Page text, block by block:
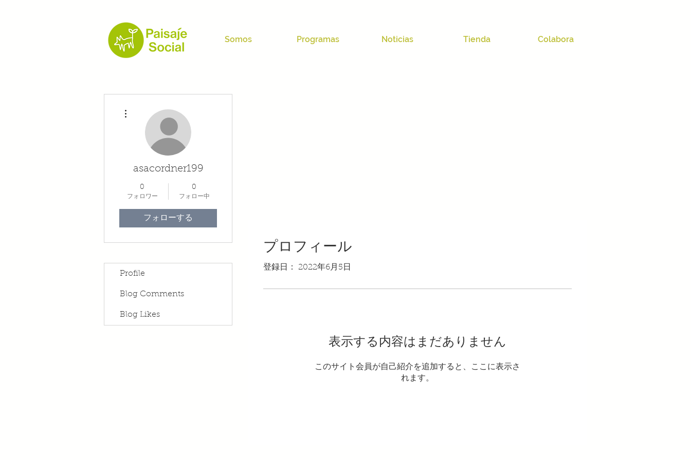
Somos Programas Noticias Tienda Colabora
プロフィール
登録日： 2022年6月5日
表示する内容はまだありません
このサイト会員が自己紹介を追加すると、ここに表示さ
れます。
asacordner199
0
フォロワー
0
フォロー中
フォローする
Profile
Blog Comments
Blog Likes